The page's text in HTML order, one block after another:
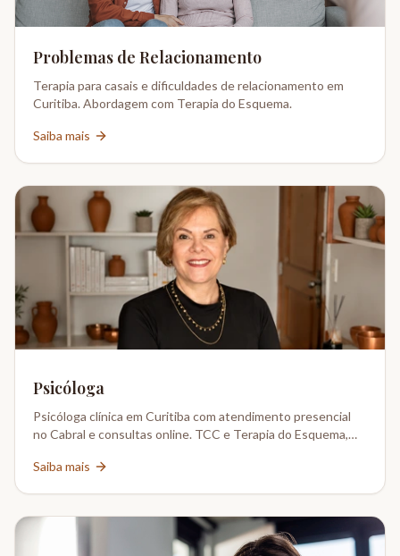
Problemas de Relacionamento
Terapia para casais e dificuldades de relacionamento em
Curitiba. Abordagem com Terapia do Esquema.
Saiba mais
Psicóloga
Psicóloga clínica em Curitiba com atendimento presencial
no Cabral e consultas online. TCC e Terapia do Esquema,
Saiba mais